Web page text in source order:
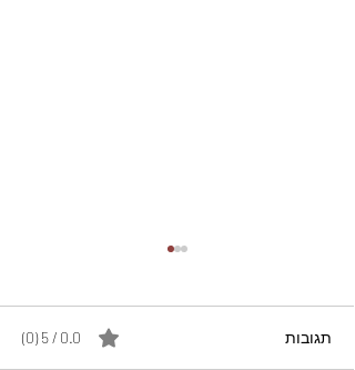
תגובות 0.0 / 5 ‏(0)